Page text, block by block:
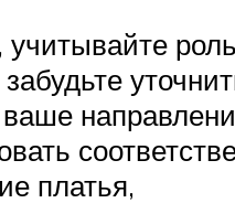
роль
ваше
платья,